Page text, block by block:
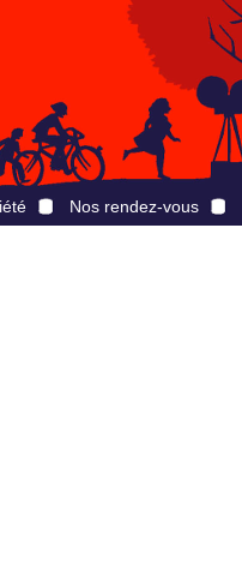
Nos rendez-vous